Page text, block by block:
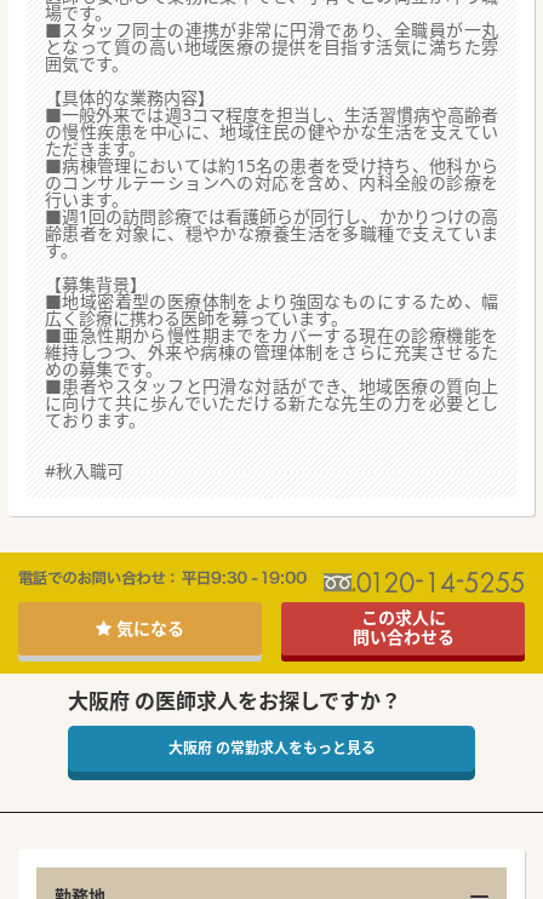
場です。
■スタッフ同士の連携が非常に円滑であり、全職員が一丸
となって質の高い地域医療の提供を目指す活気に満ちた雰
囲気です。
【具体的な業務内容】
■一般外来では週3コマ程度を担当し、生活習慣病や高齢者
の慢性疾患を中心に、地域住民の健やかな生活を支えてい
ただきます。
■病棟管理においては約15名の患者を受け持ち、他科から
のコンサルテーションへの対応を含め、内科全般の診療を
行います。
■週1回の訪問診療では看護師らが同行し、かかりつけの高
齢患者を対象に、穏やかな療養生活を多職種で支えていま
す。
【募集背景】
■地域密着型の医療体制をより強固なものにするため、幅
広く診療に携わる医師を募っています。
■亜急性期から慢性期までをカバーする現在の診療機能を
維持しつつ、外来や病棟の管理体制をさらに充実させるた
めの募集です。
■患者やスタッフと円滑な対話ができ、地域医療の質向上
に向けて共に歩んでいただける新たな先生の力を必要とし
ております。
#秋入職可
気になる
この求人に
問い合わせる
大阪府 の医師求人をお探しですか？
大阪府 の常勤求人をもっと見る